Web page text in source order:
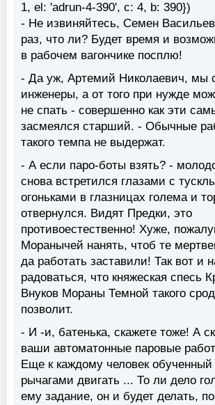
1, el: 'adrun-4-390', c: 4, b: 390})
- Не извиняйтесь, Семен
раз, что ли? Будет время и
в рабочем вагончике посплю!
- Да уж, Артемий Николаевич, мы
инженеры, а от того при нужде
не спать - совершенно как эти
засмеялся старший. - Обычные
такого темпа не выдержат.
- А если паро-боты взять? -
снова встретился глазами с
огоньками в глазницах голема и
отвернулся. Видят Предки, это
противоестественно! Хуже,
Моранычей нанять, чтоб те
да работать заставили! Так вот и
радоваться, что княжеская спесь
Внуков Мораны Темной такого
позволит.
- И -и, батенька, скажете тоже! А
ваши автоматонные паровые
Еще к каждому человек обученный
рычагами двигать ... То ли дело
ему задание, он и будет делать,